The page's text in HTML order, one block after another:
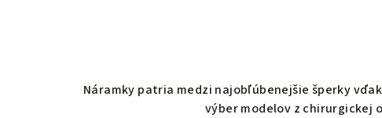
Náramky patria medzi najobľúbenejšie šperky
výber modelov z chirurgickej